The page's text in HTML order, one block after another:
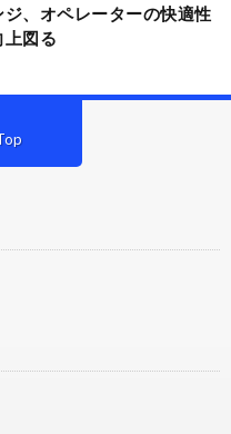
ジ、オペレーターの快適性
上図る